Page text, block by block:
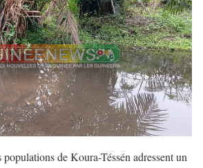
populations de Koura-Téssén adressent un